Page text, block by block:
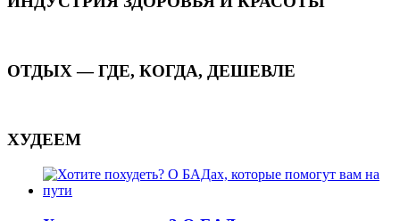
ОТДЫХ — ГДЕ, КОГДА, ДЕШЕВЛЕ
ХУДЕЕМ